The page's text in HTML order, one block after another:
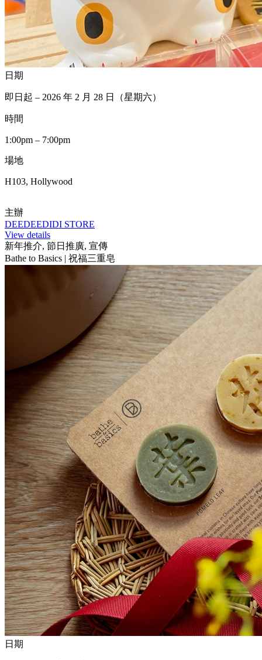
日期
即日起 – 2026 年 2 月 28 日（星期六）
時間
1:00pm – 7:00pm
場地
H103, Hollywood
主辦
DEEDEEDIDI STORE
View details
新年推介, 節日推廣, 宣傳
Bathe to Basics | 祝福三重皂
日期